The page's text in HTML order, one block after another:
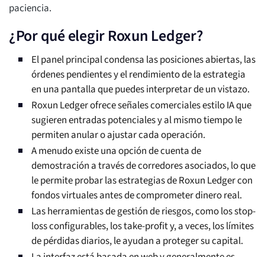
paciencia.
¿Por qué elegir Roxun Ledger?
El panel principal condensa las posiciones abiertas, las
órdenes pendientes y el rendimiento de la estrategia
en una pantalla que puedes interpretar de un vistazo.
Roxun Ledger ofrece señales comerciales estilo IA que
sugieren entradas potenciales y al mismo tiempo le
permiten anular o ajustar cada operación.
A menudo existe una opción de cuenta de
demostración a través de corredores asociados, lo que
le permite probar las estrategias de Roxun Ledger con
fondos virtuales antes de comprometer dinero real.
Las herramientas de gestión de riesgos, como los stop-
loss configurables, los take-profit y, a veces, los límites
de pérdidas diarios, le ayudan a proteger su capital.